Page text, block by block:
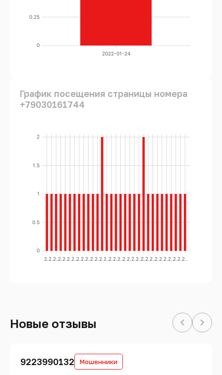
0
0.25
2022-01-24
График посещения страницы номера
+79030161744
0
0.5
1
1.5
2
2..2..2..2..2..2..2..2..2..2..2..2..2..2..2..2..2..2..2..2..2..2..2..2..2..2..2..2..2..2..2..
Новые отзывы
9223990132 Мошенники